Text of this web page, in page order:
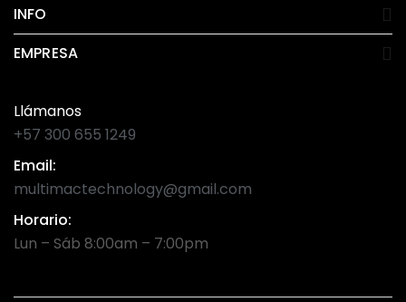
INFO
EMPRESA
Llámanos
+57 300 655 1249
Email:
multimactechnology@gmail.com
Horario:
Lun – Sáb 8:00am – 7:00pm